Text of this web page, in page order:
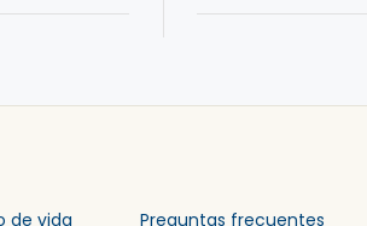
de vida Preguntas frecuentes